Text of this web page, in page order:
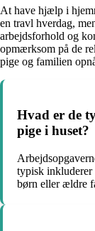
At have hjælp i
en travl hverdag,
arbejdsforhold og
opmærksom på de
pige og familien
Hvad er de
pige i huset?
typisk inkluderer
børn eller ældre